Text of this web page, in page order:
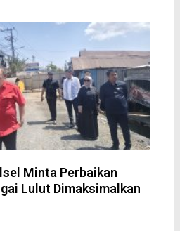
e
Minta Perbaikan
Lulut Dimaksimalkan